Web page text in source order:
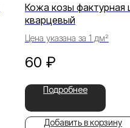
Кожа козы фактурная
кварцевый
Цена указана за 1 дм²
60 ₽
Подробнее
Добавить в корзину